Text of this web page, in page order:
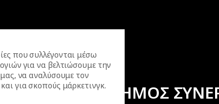
ΕΠΙΣΗΜΟΣ
που συλλέγονται μέσω
για να βελτιώσουμε την
να αναλύσουμε τον
για σκοπούς μάρκετινγκ.